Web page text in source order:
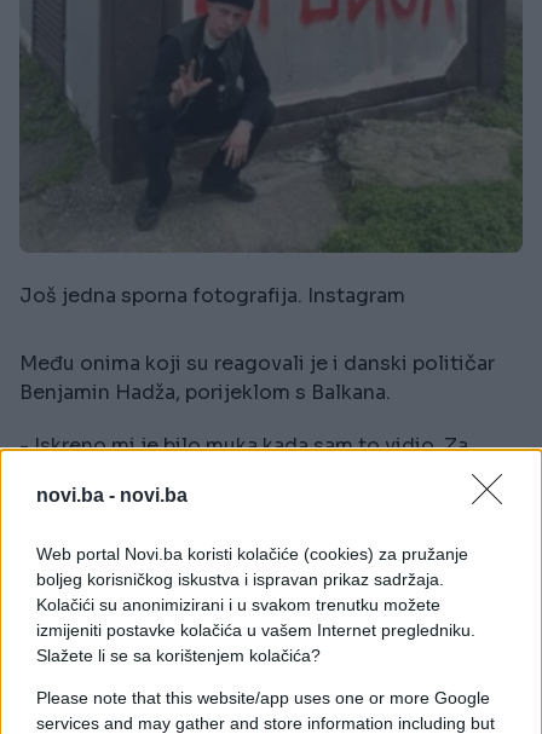
novi.ba - novi.ba
Web portal Novi.ba koristi kolačiće (cookies) za pružanje
boljeg korisničkog iskustva i ispravan prikaz sadržaja.
Kolačići su anonimizirani i u svakom trenutku možete
izmijeniti postavke kolačića u vašem Internet pregledniku.
Slažete li se sa korištenjem kolačića?
Please note that this website/app uses one or more Google
services and may gather and store information including but
Još jedna sporna fotografija. Instagram
Među onima koji su reagovali je i danski političar
Benjamin Hadža, porijeklom s Balkana.
- Iskreno mi je bilo muka kada sam to vidio. Za
mene to nije nasumičan znak rukom niti ‘kul’ majica
- rekao je on.
Dodao je: „Tu simboliku povezujem sa stvarnim
ljudima, stvarnim tragedijama i veoma mračnim
dijelom novije evropske historije. Zato me frustrira
kada se neko ponaša kao da su takvi simboli
bezazleni ili bez posljedica. Imaju posljedice i još
uvijek izazivaju bol kod mnogih ljudi.“